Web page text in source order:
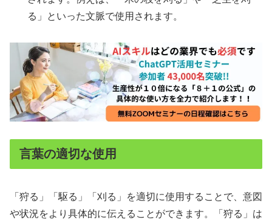
る」といった文脈で使用されます。
言葉の適切な使用
「狩る」「駆る」「刈る」を適切に使用することで、意図
や状況をより具体的に伝えることができます。「狩る」は